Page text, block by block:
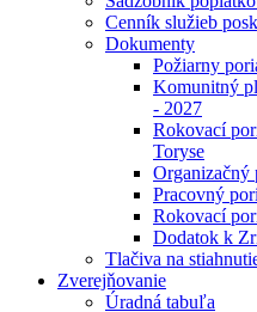
Cenník služieb
Dokumenty
Požiarny
Komunitný
- 2027
Rokovací
Toryse
Organizačný
Pracovný
Rokovací
Dodatok k
Tlačiva na
Zverejňovanie
Úradná tabuľa